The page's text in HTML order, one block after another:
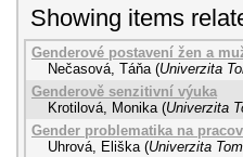
Showing items
Genderové postavení žen a
Nečasová, Táňa (Univerzita
Genderově senzitivní výuka
Krotilová, Monika (Univerzita
Gender problematika na
Uhrová, Eliška (Univerzita